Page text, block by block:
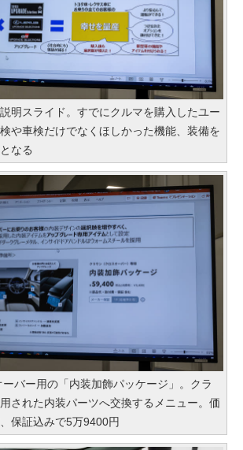
明スライド。すでにクルマを購入したユー
や車検だけでなくほしかった機能、装備を
なる
バー用の「内装加飾パッケージ」。クラ
された内装パーツへ交換するメニュー。価
保証込みで5万9400円